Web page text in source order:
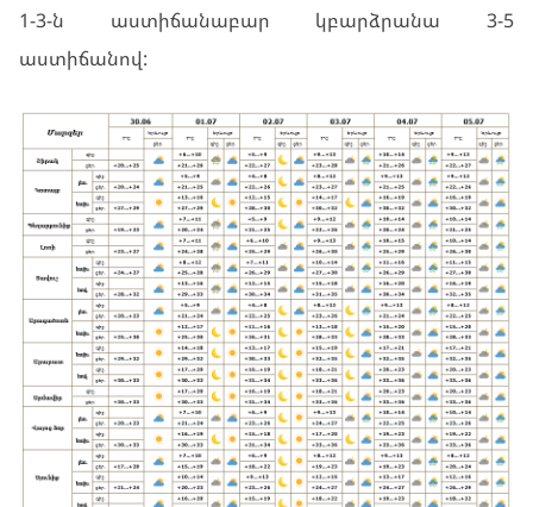
1-3-ն աստիճանաբար կբարձրանա 3-5
աստիճանով: